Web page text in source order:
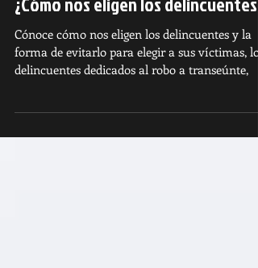
¿Cómo nos eligen los delincuentes?
Cónoce cómo nos eligen los delincuentes y la
forma de evitarlo para elegir a sus víctimas, los